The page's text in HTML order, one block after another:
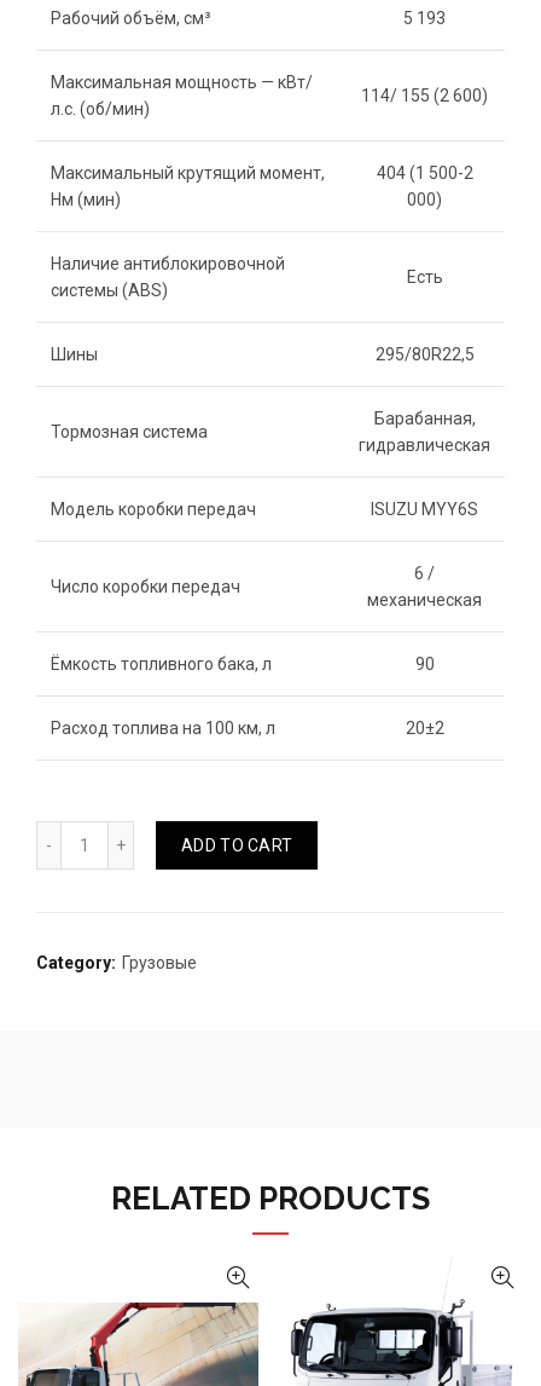
Рабочий объём, см³ 5 193
Максимальная мощность — кВт/
л.с. (об/мин)
114/ 155 (2 600)
Максимальный крутящий момент,
Нм (мин)
404 (1 500-2
000)
Наличие антиблокировочной
системы (ABS)
Есть
Шины 295/80R22,5
Тормозная система
Барабанная,
гидравлическая
Модель коробки передач ISUZU MYY6S
Число коробки передач
6 /
механическая
Ёмкость топливного бака, л 90
Расход топлива на 100 км, л 20±2
ADD TO CART
Category: Грузовые
RELATED PRODUCTS